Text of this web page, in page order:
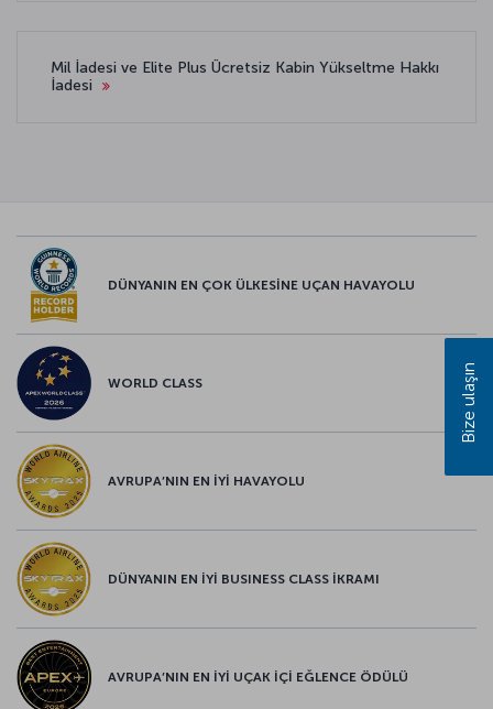
Mil İadesi ve Elite Plus Ücretsiz Kabin Yükseltme Hakkı
İadesi
DÜNYANIN EN ÇOK ÜLKESİNE UÇAN HAVAYOLU
WORLD CLASS
AVRUPA’NIN EN İYİ HAVAYOLU
DÜNYANIN EN İYİ BUSINESS CLASS İKRAMI
AVRUPA’NIN EN İYİ UÇAK İÇİ EĞLENCE ÖDÜLÜ
Bize ulaşın